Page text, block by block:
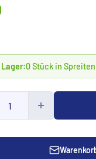
Lager:0 Stück in